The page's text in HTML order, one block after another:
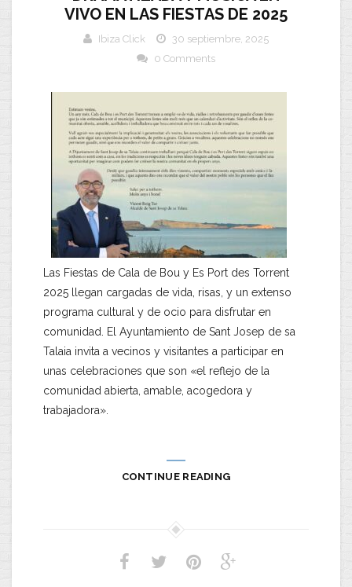
VIVO EN LAS FIESTAS DE 2025
Ibiza Click
30 septiembre, 2025
0 Comments
Las Fiestas de Cala de Bou y Es Port des Torrent
2025 llegan cargadas de vida, risas, y un extenso
programa cultural y de ocio para disfrutar en
comunidad. El Ayuntamiento de Sant Josep de sa
Talaia invita a vecinos y visitantes a participar en
unas celebraciones que son «el reflejo de la
comunidad abierta, amable, acogedora y
trabajadora».
CONTINUE READING